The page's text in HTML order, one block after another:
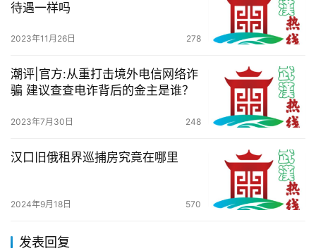
待遇一样吗
2023年11月26日 278
潮评|官方:从重打击境外电信网络诈
骗 建议查查电诈背后的金主是谁？
2023年7月30日 248
汉口旧俄租界巡捕房究竟在哪里
2024年9月18日 570
发表回复